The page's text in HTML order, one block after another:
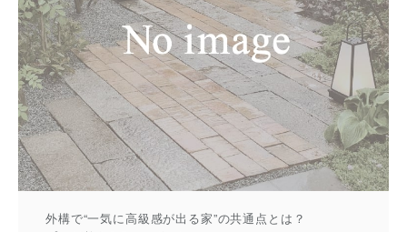
外構で“一気に高級感が出る家”の共通点とは？